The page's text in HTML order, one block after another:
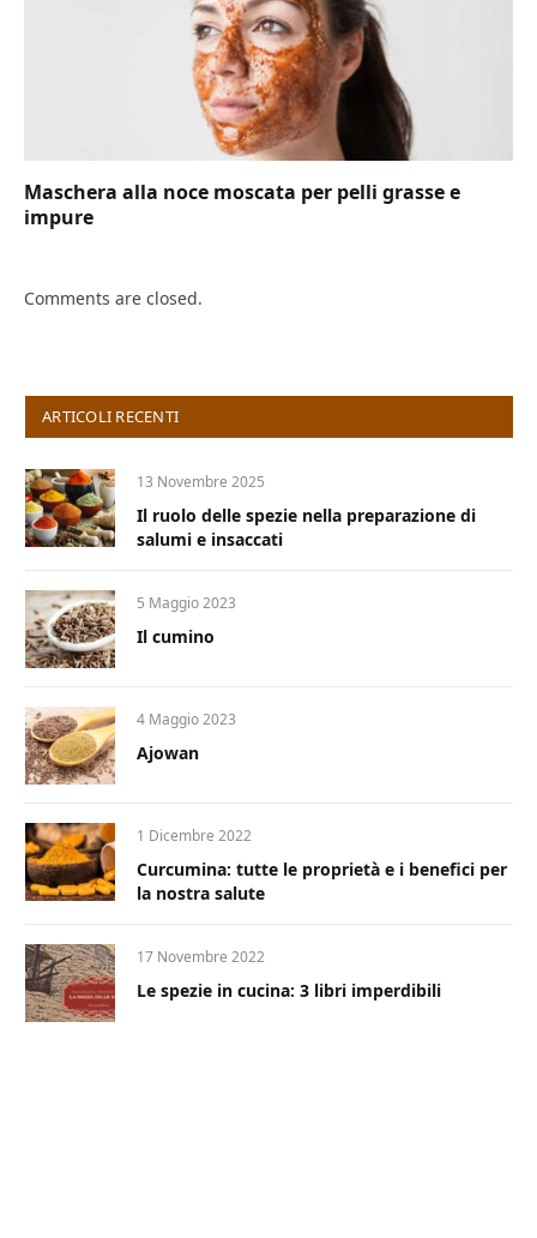
Maschera alla noce moscata per pelli grasse e
impure
Comments are closed.
ARTICOLI RECENTI
13 Novembre 2025
Il ruolo delle spezie nella preparazione di
salumi e insaccati
5 Maggio 2023
Il cumino
4 Maggio 2023
Ajowan
1 Dicembre 2022
Curcumina: tutte le proprietà e i benefici per
la nostra salute
17 Novembre 2022
Le spezie in cucina: 3 libri imperdibili